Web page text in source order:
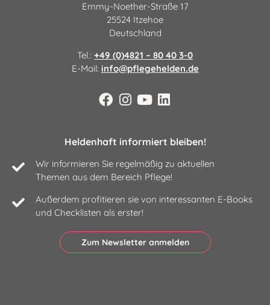
Emmy-Noether-Straße 17
25524 Itzehoe
Deutschland
Tel.: +49 (0)4821 – 80 40 3-0
E-Mail: info@pflegehelden.de
Heldenhaft informiert bleiben!
Wir informieren Sie regelmäßig zu aktuellen
Themen aus dem Bereich Pflege!
Außerdem profitieren sie von interessanten E-Books
und Checklisten als erster!
Zum Newsletter anmelden